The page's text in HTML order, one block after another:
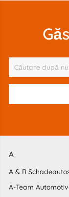
A
A & R
A-Team